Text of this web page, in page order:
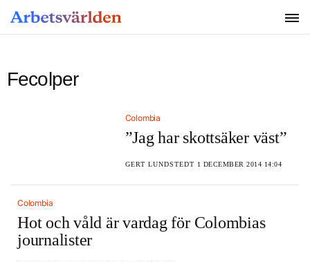
Fecolper
Colombia
”Jag har skottsäker väst”
GERT LUNDSTEDT 1 DECEMBER 2014 14:04
Colombia
Hot och våld är vardag för Colombias
journalister